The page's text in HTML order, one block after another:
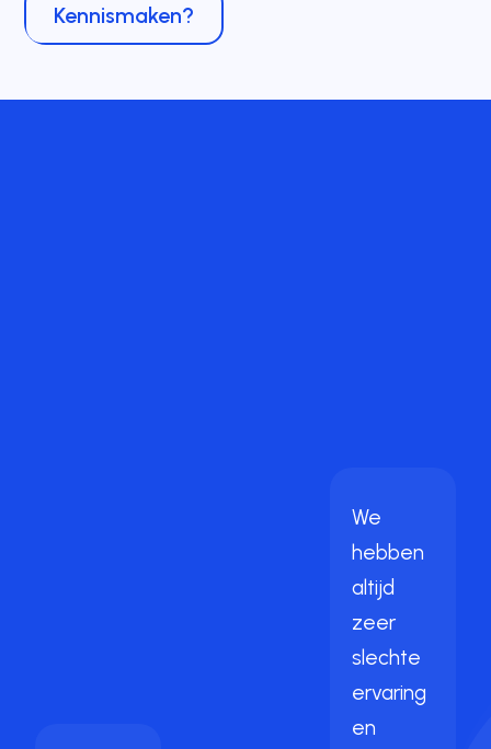
Kennismaken?
We
hebben
altijd
zeer
slechte
ervaring
en